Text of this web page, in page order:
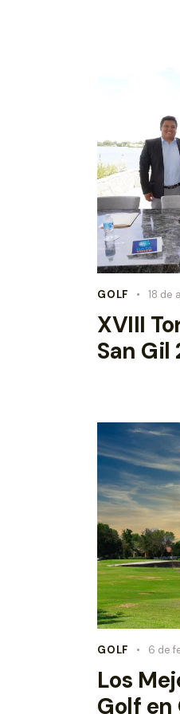
GOLF 18 de
XVIII
San Gil
GOLF 6 de
Los
Golf en